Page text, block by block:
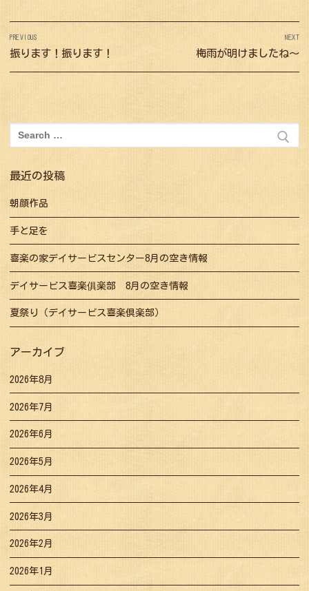
投
稿
ナ
ビ
ゲ
ー
シ
ョ
ン
PREVIOUS
Previous
post:
振ります！振ります！
NEXT
Next
post:
梅雨が明けましたね～
検
索:
最近の投稿
朝顔作品
手と足を
喜楽の家デイサービスセンター8月の空き情報
デイサービス喜楽俱楽部 8月の空き情報
夏祭り（デイサービス喜楽倶楽部）
アーカイブ
2026年8月
2026年7月
2026年6月
2026年5月
2026年4月
2026年3月
2026年2月
2026年1月